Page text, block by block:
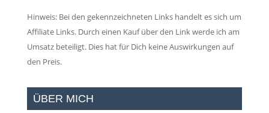
Hinweis: Bei den gekennzeichneten Links handelt es sich um
Affiliate Links. Durch einen Kauf über den Link werde ich am
Umsatz beteiligt. Dies hat für Dich keine Auswirkungen auf
den Preis.
ÜBER MICH